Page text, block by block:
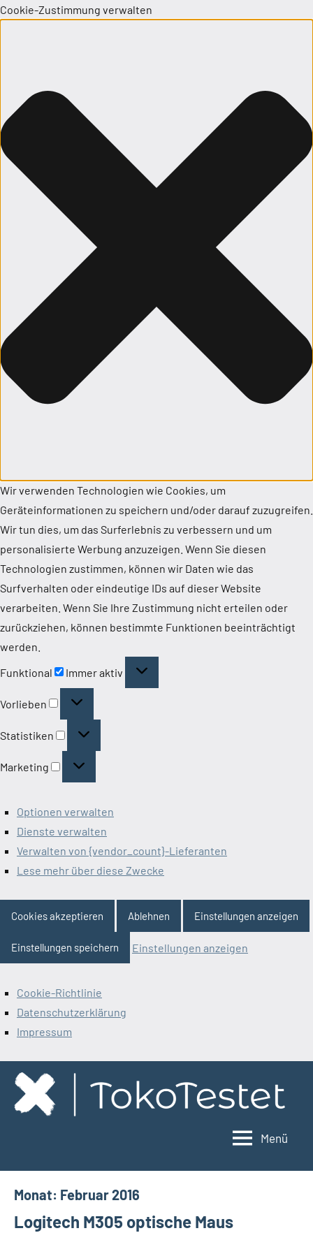
Cookie-Zustimmung verwalten
Wir verwenden Technologien wie Cookies, um
Geräteinformationen zu speichern und/oder darauf zuzugreifen.
Wir tun dies, um das Surferlebnis zu verbessern und um
personalisierte Werbung anzuzeigen. Wenn Sie diesen
Technologien zustimmen, können wir Daten wie das
Surfverhalten oder eindeutige IDs auf dieser Website
verarbeiten. Wenn Sie Ihre Zustimmung nicht erteilen oder
zurückziehen, können bestimmte Funktionen beeinträchtigt
werden.
Funktional
Immer aktiv
Vorlieben
Vorlieben
Statistiken
Statistiken
Marketing
Marketing
Optionen verwalten
Dienste verwalten
Verwalten von {vendor_count}-Lieferanten
Lese mehr über diese Zwecke
Cookies akzeptieren Ablehnen Einstellungen anzeigen
Einstellungen speichern Einstellungen anzeigen
Cookie-Richtlinie
Datenschutzerklärung
Impressum
Zum
Inhalt
springen
Menü
Monat: Februar 2016
Logitech M305 optische Maus